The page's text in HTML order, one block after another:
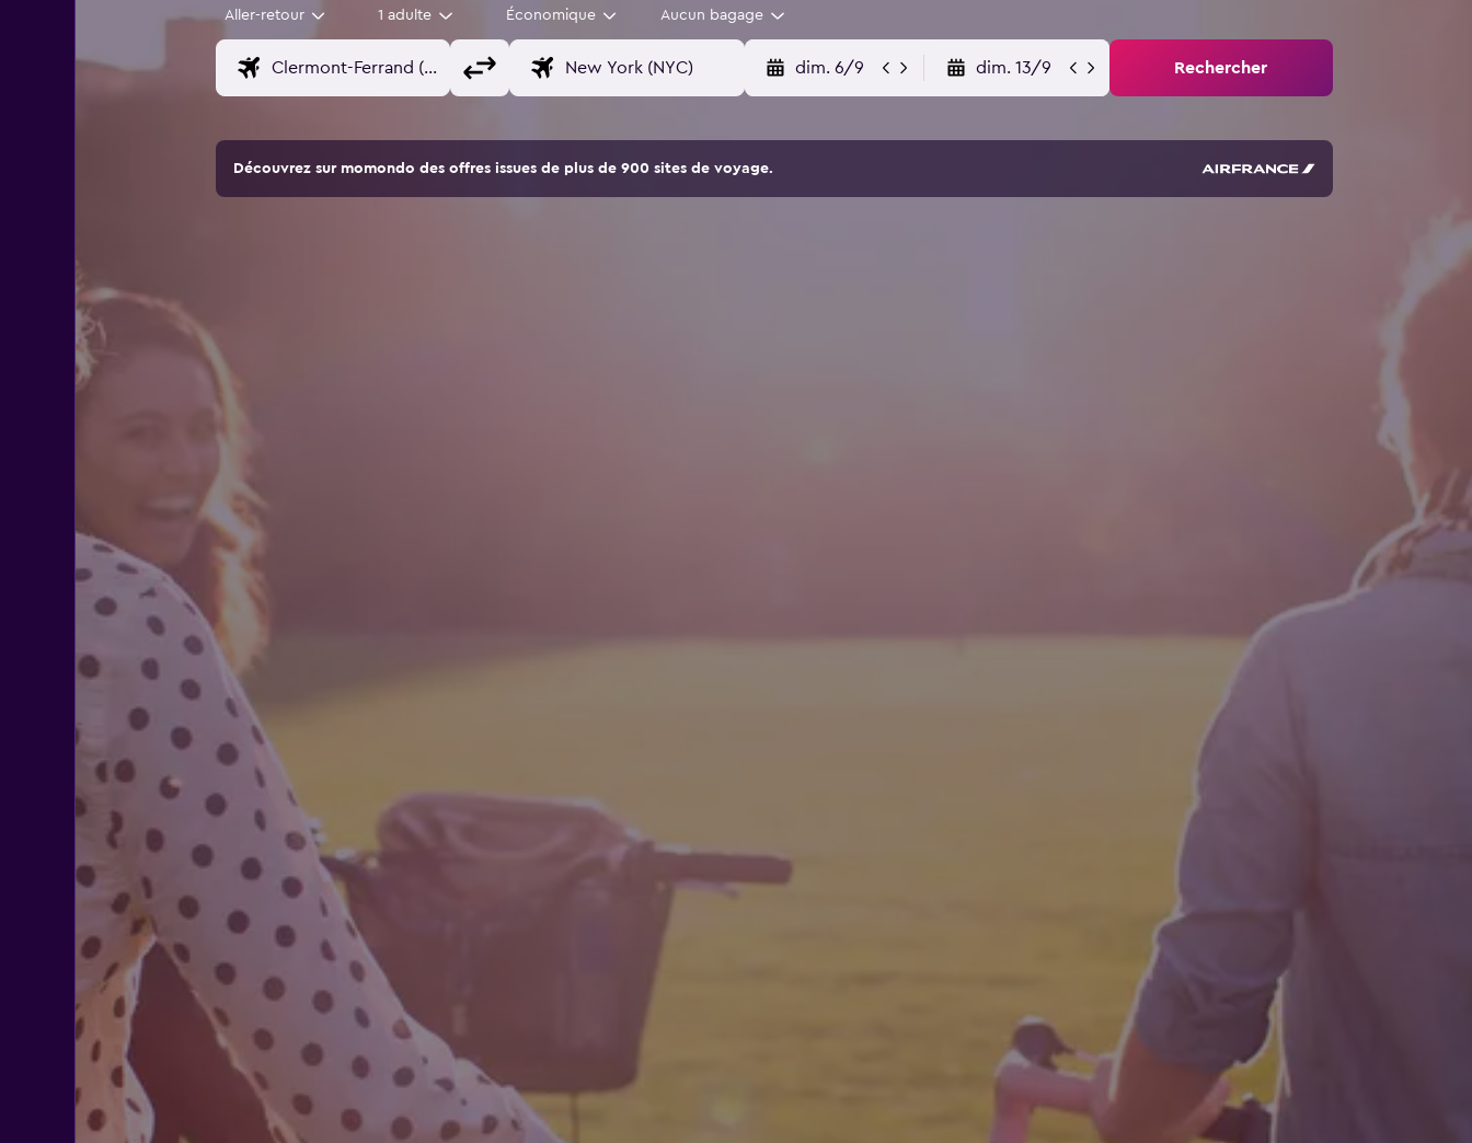
Aller-retour 1 adulte Économique Aucun bagage
dim. 6/9 dim. 13/9 Rechercher
Découvrez sur momondo des offres issues de plus de 900 sites de voyage.